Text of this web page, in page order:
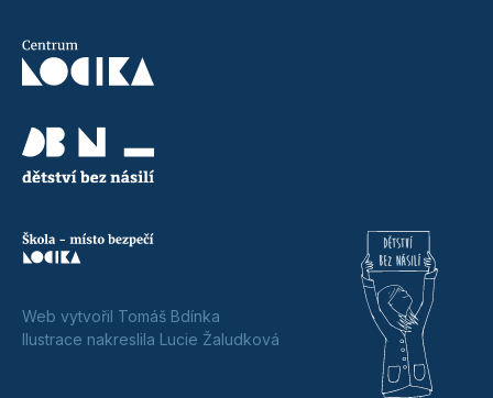
Web vytvořil Tomáš Bdínka
Ilustrace nakreslila Lucie Žaludková